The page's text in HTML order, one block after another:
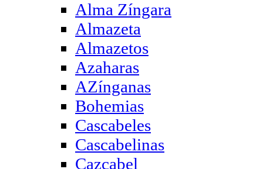
Alma Zíngara
Almazeta
Almazetos
Azaharas
AZínganas
Bohemias
Cascabeles
Cascabelinas
Cazcabel